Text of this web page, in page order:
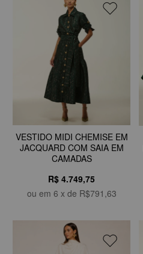
VESTIDO MIDI CHEMISE EM
JACQUARD COM SAIA EM
CAMADAS
R$ 4.749,75
ou em 6 x de R$791,63